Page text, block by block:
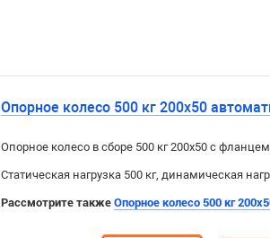
Опорное колесо 500 кг 200х50
Опорное колесо в сборе 500 кг 200х50 с
Статическая нагрузка 500 кг, динамическая
Рассмотрите также Опорное колесо 500 кг